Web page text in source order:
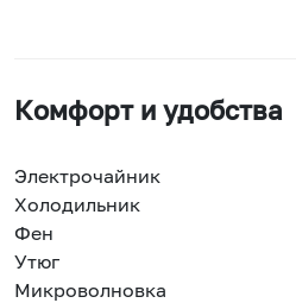
Комфорт и удобства
Электрочайник
Холодильник
Фен
Утюг
Микроволновка